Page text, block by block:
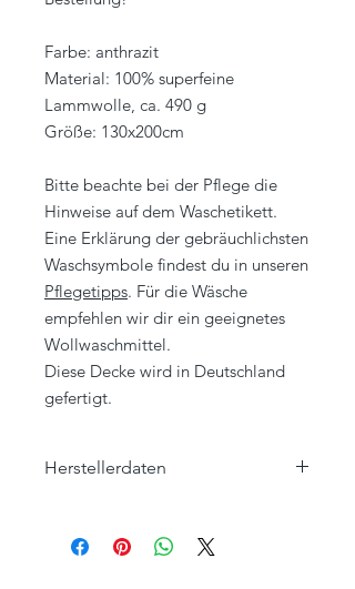
Farbe: anthrazit
Material: 100% superfeine
Lammwolle, ca. 490 g
Größe: 130x200cm
Bitte beachte bei der Pflege die
Hinweise auf dem Waschetikett.
Eine Erklärung der gebräuchlichsten
Waschsymbole findest du in unseren
Pflegetipps. Für die Wäsche
empfehlen wir dir ein geeignetes
Wollwaschmittel.
Diese Decke wird in Deutschland
gefertigt.
Herstellerdaten
Orleansstraße 16
95028 Hof